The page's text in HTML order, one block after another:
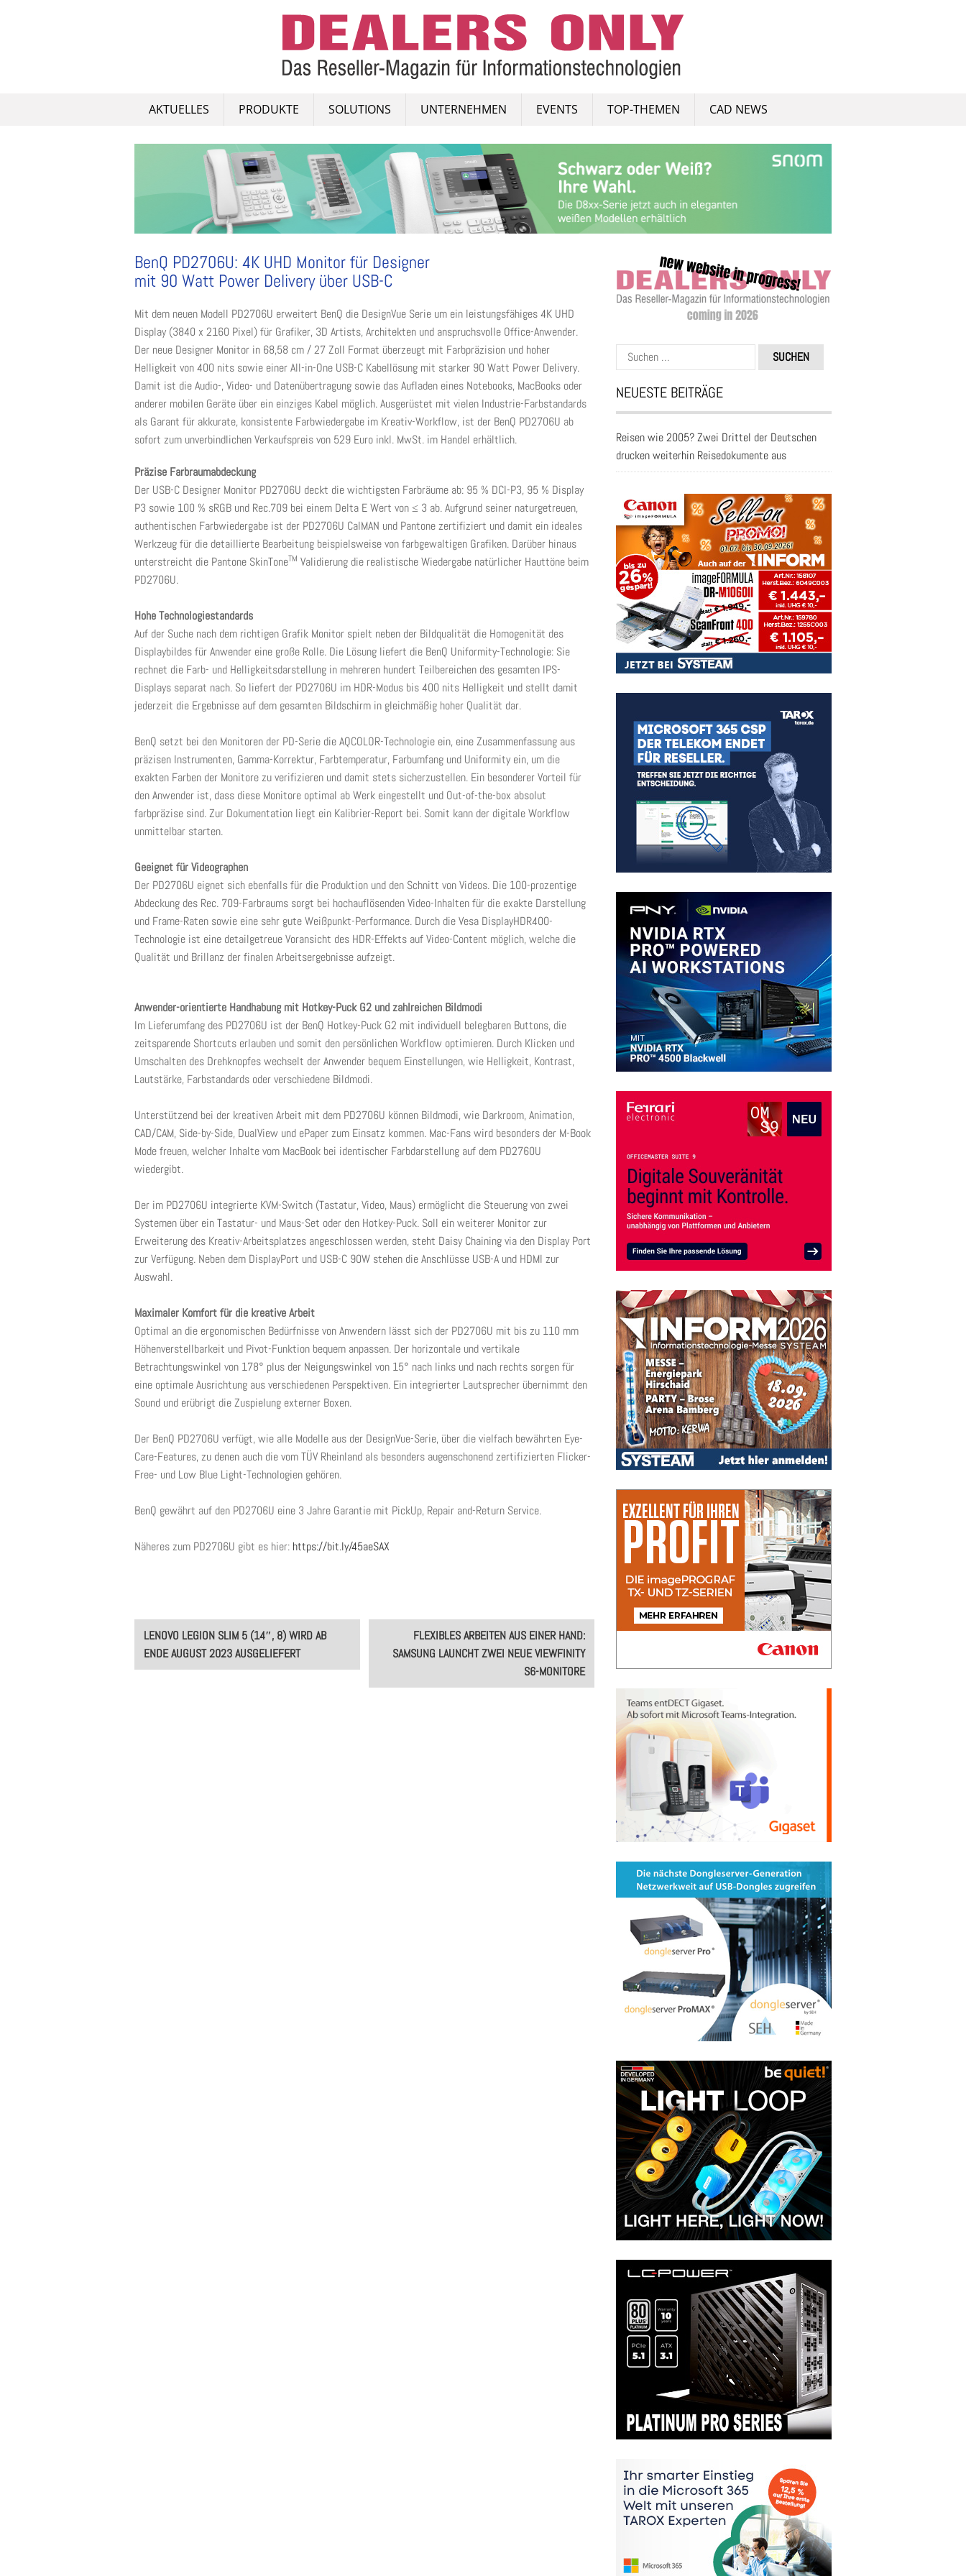
AKTUELLES PRODUKTE SOLUTIONS UNTERNEHMEN EVENTS TOP-THEMEN CAD NEWS
BenQ PD2706U: 4K UHD Monitor für Designer
mit 90 Watt Power Delivery über USB-C
Mit dem neuen Modell PD2706U erweitert BenQ die DesignVue Serie um ein leistungsfähiges 4K UHD
Display (3840 x 2160 Pixel) für Grafiker, 3D Artists, Architekten und anspruchsvolle Office-Anwender.
Der neue Designer Monitor in 68,58 cm / 27 Zoll Format überzeugt mit Farbpräzision und hoher
Helligkeit von 400 nits sowie einer All-in-One USB-C Kabellösung mit starker 90 Watt Power Delivery.
Damit ist die Audio-, Video- und Datenübertragung sowie das Aufladen eines Notebooks, MacBooks oder
anderer mobilen Geräte über ein einziges Kabel möglich. Ausgerüstet mit vielen Industrie-Farbstandards
als Garant für akkurate, konsistente Farbwiedergabe im Kreativ-Workflow, ist der BenQ PD2706U ab
sofort zum unverbindlichen Verkaufspreis von 529 Euro inkl. MwSt. im Handel erhältlich.
Präzise Farbraumabdeckung
Der USB-C Designer Monitor PD2706U deckt die wichtigsten Farbräume ab: 95 % DCI-P3, 95 % Display
P3 sowie 100 % sRGB und Rec.709 bei einem Delta E Wert von ≤ 3 ab. Aufgrund seiner naturgetreuen,
authentischen Farbwiedergabe ist der PD2706U CalMAN und Pantone zertifiziert und damit ein ideales
Werkzeug für die detaillierte Bearbeitung beispielsweise von farbgewaltigen Grafiken. Darüber hinaus
unterstreicht die Pantone SkinToneTM Validierung die realistische Wiedergabe natürlicher Hauttöne beim
PD2706U.
Hohe Technologiestandards
Auf der Suche nach dem richtigen Grafik Monitor spielt neben der Bildqualität die Homogenität des
Displaybildes für Anwender eine große Rolle. Die Lösung liefert die BenQ Uniformity-Technologie: Sie
rechnet die Farb- und Helligkeitsdarstellung in mehreren hundert Teilbereichen des gesamten IPS-
Displays separat nach. So liefert der PD2706U im HDR-Modus bis 400 nits Helligkeit und stellt damit
jederzeit die Ergebnisse auf dem gesamten Bildschirm in gleichmäßig hoher Qualität dar.
BenQ setzt bei den Monitoren der PD-Serie die AQCOLOR-Technologie ein, eine Zusammenfassung aus
präzisen Instrumenten, Gamma-Korrektur, Farbtemperatur, Farbumfang und Uniformity ein, um die
exakten Farben der Monitore zu verifizieren und damit stets sicherzustellen. Ein besonderer Vorteil für
den Anwender ist, dass diese Monitore optimal ab Werk eingestellt und Out-of-the-box absolut
farbpräzise sind. Zur Dokumentation liegt ein Kalibrier-Report bei. Somit kann der digitale Workflow
unmittelbar starten.
Geeignet für Videographen
Der PD2706U eignet sich ebenfalls für die Produktion und den Schnitt von Videos. Die 100-prozentige
Abdeckung des Rec. 709-Farbraums sorgt bei hochauflösenden Video-Inhalten für die exakte Darstellung
und Frame-Raten sowie eine sehr gute Weißpunkt-Performance. Durch die Vesa DisplayHDR400-
Technologie ist eine detailgetreue Voransicht des HDR-Effekts auf Video-Content möglich, welche die
Qualität und Brillanz der finalen Arbeitsergebnisse aufzeigt.
Anwender-orientierte Handhabung mit Hotkey-Puck G2 und zahlreichen Bildmodi
Im Lieferumfang des PD2706U ist der BenQ Hotkey-Puck G2 mit individuell belegbaren Buttons, die
zeitsparende Shortcuts erlauben und somit den persönlichen Workflow optimieren. Durch Klicken und
Umschalten des Drehknopfes wechselt der Anwender bequem Einstellungen, wie Helligkeit, Kontrast,
Lautstärke, Farbstandards oder verschiedene Bildmodi.
Unterstützend bei der kreativen Arbeit mit dem PD2706U können Bildmodi, wie Darkroom, Animation,
CAD/CAM, Side-by-Side, DualView und ePaper zum Einsatz kommen. Mac-Fans wird besonders der M-Book
Mode freuen, welcher Inhalte vom MacBook bei identischer Farbdarstellung auf dem PD2760U
wiedergibt.
Der im PD2706U integrierte KVM-Switch (Tastatur, Video, Maus) ermöglicht die Steuerung von zwei
Systemen über ein Tastatur- und Maus-Set oder den Hotkey-Puck. Soll ein weiterer Monitor zur
Erweiterung des Kreativ-Arbeitsplatzes angeschlossen werden, steht Daisy Chaining via den Display Port
zur Verfügung. Neben dem DisplayPort und USB-C 90W stehen die Anschlüsse USB-A und HDMI zur
Auswahl.
Maximaler Komfort für die kreative Arbeit
Optimal an die ergonomischen Bedürfnisse von Anwendern lässt sich der PD2706U mit bis zu 110 mm
Höhenverstellbarkeit und Pivot-Funktion bequem anpassen. Der horizontale und vertikale
Betrachtungswinkel von 178° plus der Neigungswinkel von 15° nach links und nach rechts sorgen für
eine optimale Ausrichtung aus verschiedenen Perspektiven. Ein integrierter Lautsprecher übernimmt den
Sound und erübrigt die Zuspielung externer Boxen.
Der BenQ PD2706U verfügt, wie alle Modelle aus der DesignVue-Serie, über die vielfach bewährten Eye-
Care-Features, zu denen auch die vom TÜV Rheinland als besonders augenschonend zertifizierten Flicker-
Free- und Low Blue Light-Technologien gehören.
BenQ gewährt auf den PD2706U eine 3 Jahre Garantie mit PickUp, Repair and-Return Service.
Näheres zum PD2706U gibt es hier: https://bit.ly/45aeSAX
Post
navigation
LENOVO LEGION SLIM 5 (14″, 8) WIRD AB
ENDE AUGUST 2023 AUSGELIEFERT
FLEXIBLES ARBEITEN AUS EINER HAND:
SAMSUNG LAUNCHT ZWEI NEUE VIEWFINITY
S6-MONITORE
Suchen
nach:
NEUESTE BEITRÄGE
Reisen wie 2005? Zwei Drittel der Deutschen
drucken weiterhin Reisedokumente aus